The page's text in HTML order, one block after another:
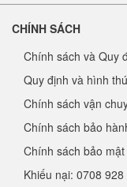
CHÍNH SÁCH
Chính sách và Quy
Quy định và hình
Chính sách vận
Chính sách bảo
Chính sách bảo
Khiếu nại: 0708 928